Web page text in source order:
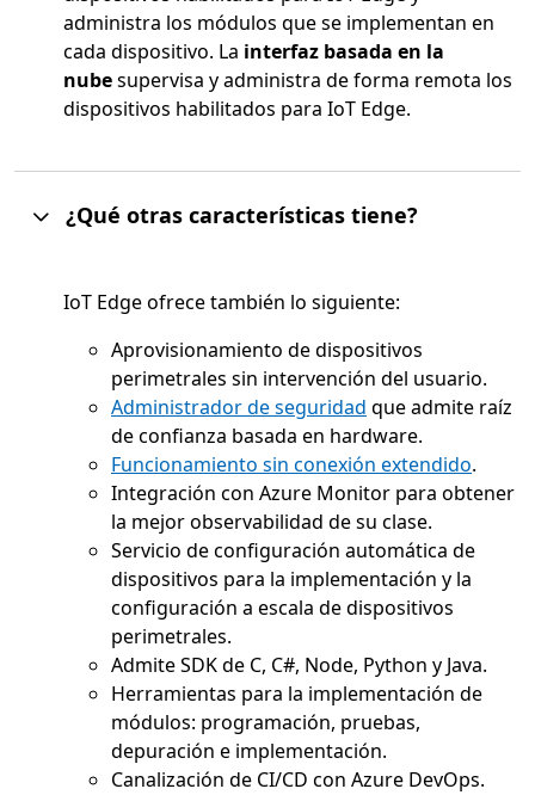
administra los módulos que se implementan en
cada dispositivo. La interfaz basada en la
nubesupervisa y administra de forma remota los
dispositivos habilitados para IoT Edge.
¿Qué otras características tiene?
IoT Edge ofrece también lo siguiente:
Aprovisionamiento de dispositivos
perimetrales sin intervención del usuario.
Administrador de seguridad que admite raíz
de confianza basada en hardware.
Funcionamiento sin conexión extendido.
Integración con Azure Monitor para obtener
la mejor observabilidad de su clase.
Servicio de configuración automática de
dispositivos para la implementación y la
configuración a escala de dispositivos
perimetrales.
Admite SDK de C, C#, Node, Python y Java.
Herramientas para la implementación de
módulos: programación, pruebas,
depuración e implementación.
Canalización de CI/CD con Azure DevOps.